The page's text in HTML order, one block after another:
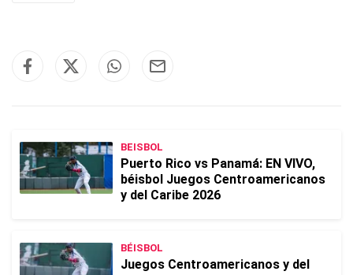
BEISBOL
Puerto Rico vs Panamá: EN VIVO,
béisbol Juegos Centroamericanos
y del Caribe 2026
BÉISBOL
Juegos Centroamericanos y del